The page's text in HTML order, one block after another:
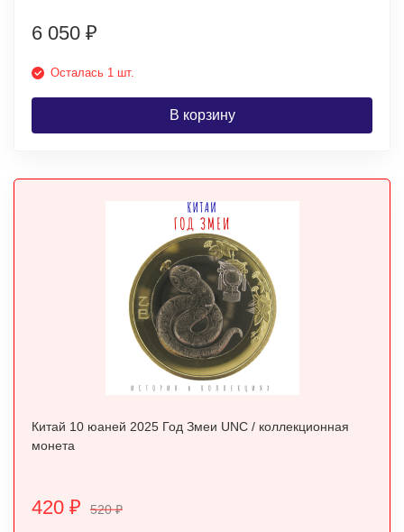
6 050 ₽
Осталась 1 шт.
В корзину
Китай 10 юаней 2025 Год Змеи UNC / коллекционная
монета
420 ₽ 520₽